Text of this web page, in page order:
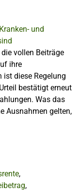
vollen Beiträge
ihre
ist diese Regelung
bestätigt erneut
Was das
Ausnahmen gelten,
,
,